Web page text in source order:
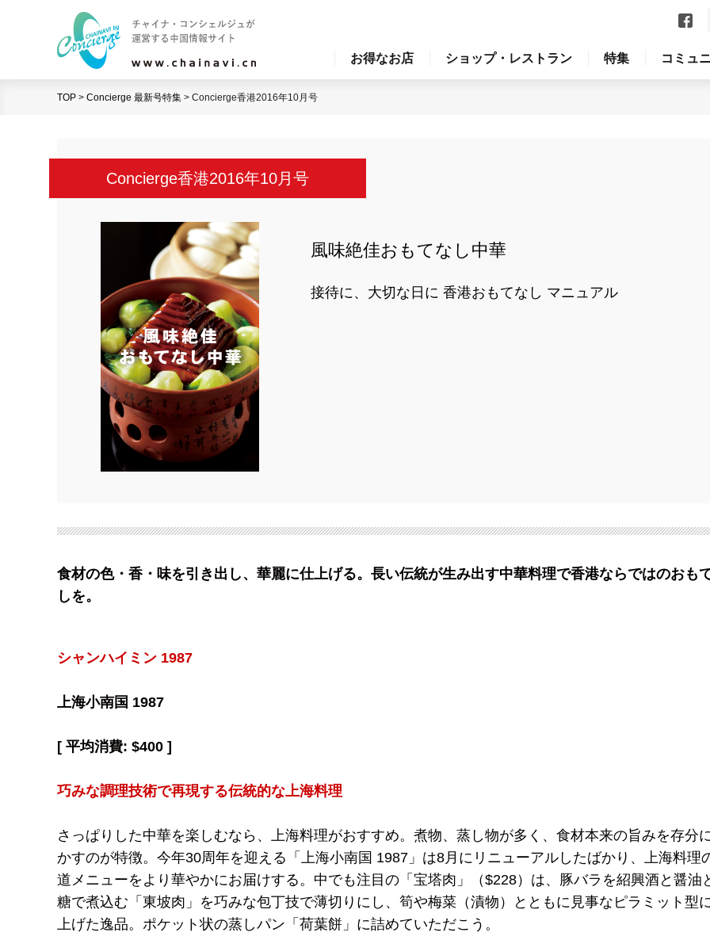
お得なお店 ショップ・レストラン 特集 コミュ
TOP > Concierge 最新号特集 > Concierge香港2016年10月号
Concierge香港2016年10月号
風味絶佳おもてなし中華
接待に、大切な日に 香港おもてなし マニュアル
食材の色・香・味を引き出し、華麗に仕上げる。長い伝統が生み出す中華料理で香港ならではのおも
しを。
シャンハイミン 1987
上海小南国 1987
[ 平均消費: $400 ]
巧みな調理技術で再現する伝統的な上海料理
さっぱりした中華を楽しむなら、上海料理がおすすめ。煮物、蒸し物が多く、食材本来の旨みを存分
かすのが特徴。今年30周年を迎える「上海小南国 1987」は8月にリニューアルしたばかり、上海料理
道メニューをより華やかにお届けする。中でも注目の「宝塔肉」（$228）は、豚バラを紹興酒と醤油
糖で煮込む「東坡肉」を巧みな包丁技で薄切りにし、筍や梅菜（漬物）とともに見事なピラミット型
上げた逸品。ポケット状の蒸しパン「荷葉餅」に詰めていただこう。